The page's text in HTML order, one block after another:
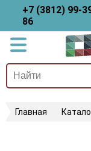
+7 (3812) 99-
86
Главная